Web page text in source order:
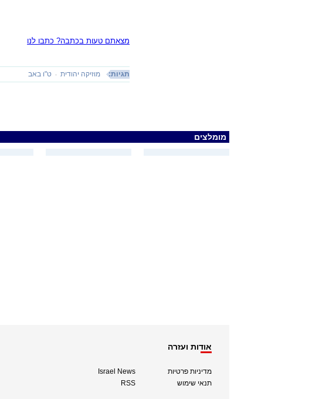
מצאתם טעות בכתבה? כתבו לנו
תגיות: מוזיקה יהודית ט"ו באב
מומלצים
אודות ועזרה
מדיניות פרטיות
תנאי שימוש
Israel News
RSS